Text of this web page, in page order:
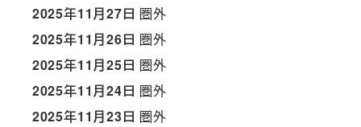
2025年11月27日 圏外
2025年11月26日 圏外
2025年11月25日 圏外
2025年11月24日 圏外
2025年11月23日 圏外